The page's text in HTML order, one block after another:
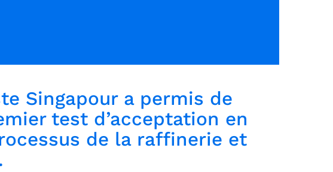
Singapour a permis de
test d’acceptation en
de la raffinerie et